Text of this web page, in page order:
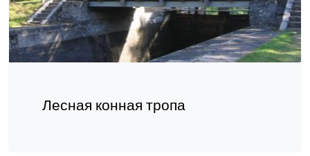
Лесная конная тропа